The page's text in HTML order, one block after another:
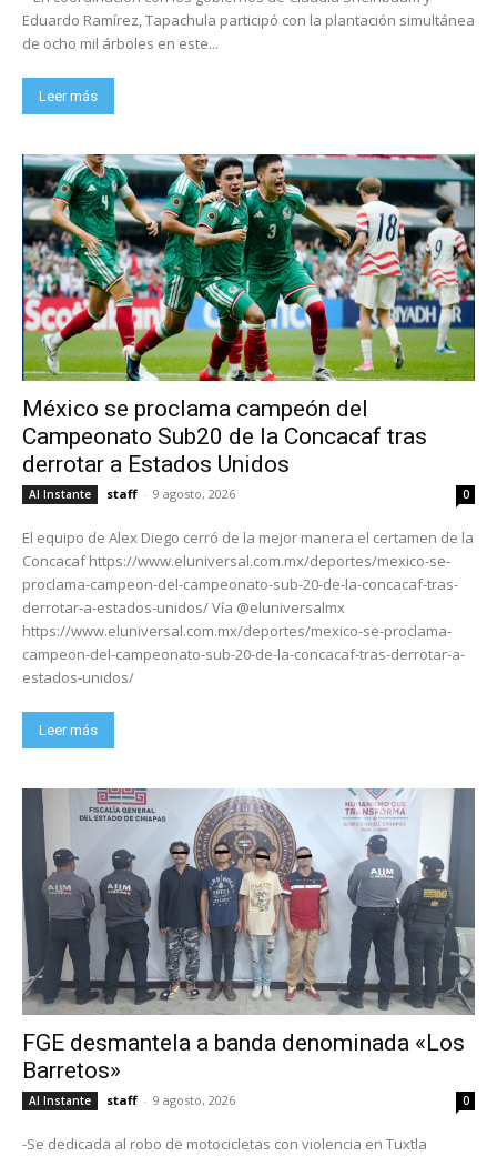
Eduardo Ramírez, Tapachula participó con la plantación simultánea
de ocho mil árboles en este...
Leer más
México se proclama campeón del
Campeonato Sub20 de la Concacaf tras
derrotar a Estados Unidos
Al Instante staff - 9 agosto, 2026 0
El equipo de Alex Diego cerró de la mejor manera el certamen de la
Concacaf https://www.eluniversal.com.mx/deportes/mexico-se-
proclama-campeon-del-campeonato-sub-20-de-la-concacaf-tras-
derrotar-a-estados-unidos/ Vía @eluniversalmx
https://www.eluniversal.com.mx/deportes/mexico-se-proclama-
campeon-del-campeonato-sub-20-de-la-concacaf-tras-derrotar-a-
estados-unidos/
Leer más
FGE desmantela a banda denominada «Los
Barretos»
Al Instante staff - 9 agosto, 2026 0
-Se dedicada al robo de motocicletas con violencia en Tuxtla